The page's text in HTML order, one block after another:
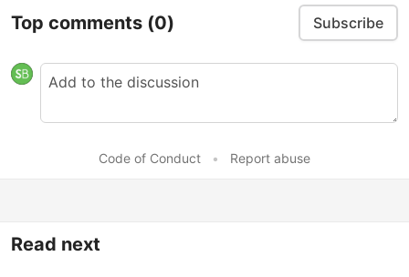
Top comments (0) Subscribe
Code of Conduct • Report abuse
Read next